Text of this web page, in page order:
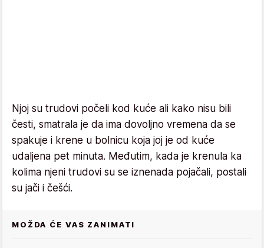
Njoj su trudovi počeli kod kuće ali kako nisu bili
česti, smatrala je da ima dovoljno vremena da se
spakuje i krene u bolnicu koja joj je od kuće
udaljena pet minuta. Međutim, kada je krenula ka
kolima njeni trudovi su se iznenada pojačali, postali
su jači i češći.
MOŽDA ĆE VAS ZANIMATI